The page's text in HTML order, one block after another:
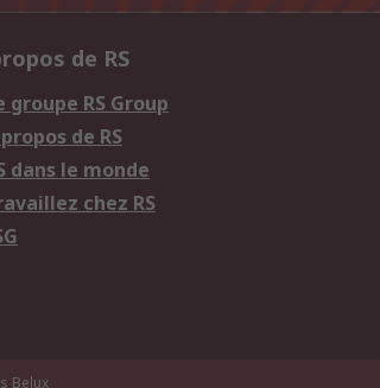
de RS
groupe RS Group
de RS
dans le monde
chez RS
Belux